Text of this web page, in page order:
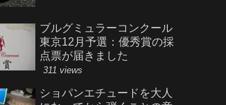
ブルグミュラーコンクール
東京12月予選：優秀賞の採
点票が届きました
311 views
ショパンエチュードを大人